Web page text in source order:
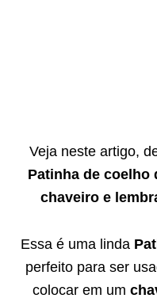
Veja neste artigo,
Patinha de coelho
chaveiro e
Essa é uma linda
perfeito para ser
colocar em um